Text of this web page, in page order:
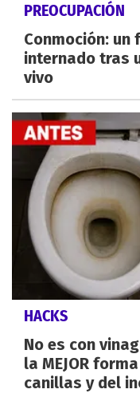
PREOCUPACIÓN
Conmoción:
internado tras
vivo
HACKS
No es con
la MEJOR
canillas y del